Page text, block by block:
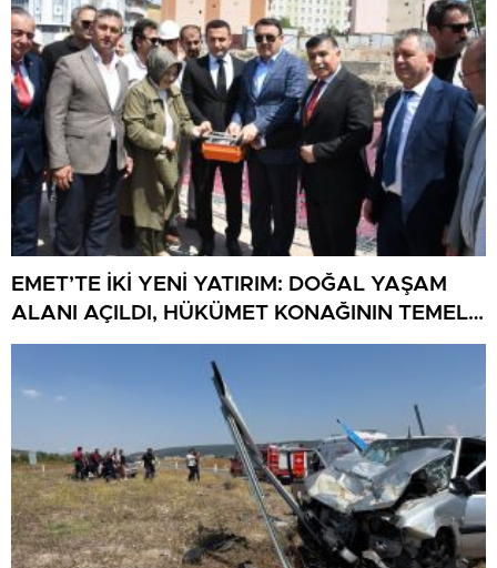
EMET’TE İKİ YENİ YATIRIM: DOĞAL YAŞAM
ALANI AÇILDI, HÜKÜMET KONAĞININ TEMELİ
ATILDI